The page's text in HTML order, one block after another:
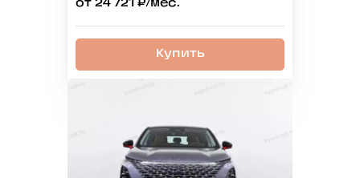
от 24 721 ₽/мес.
Купить